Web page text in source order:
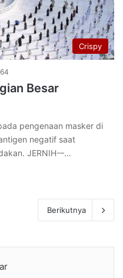
Crispy
Besar
pengenaan masker di
negatif saat
JERNIH-–…
Berikutnya